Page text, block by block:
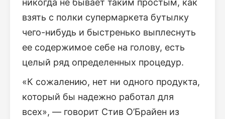
никогда не бывает таким простым, как
взять с полки супермаркета бутылку
чего-нибудь и быстренько выплеснуть
ее содержимое себе на голову, есть
целый ряд определенных процедур.
«К сожалению, нет ни одного продукта,
который бы надежно работал для
всех», — говорит Стив О’Брайен из